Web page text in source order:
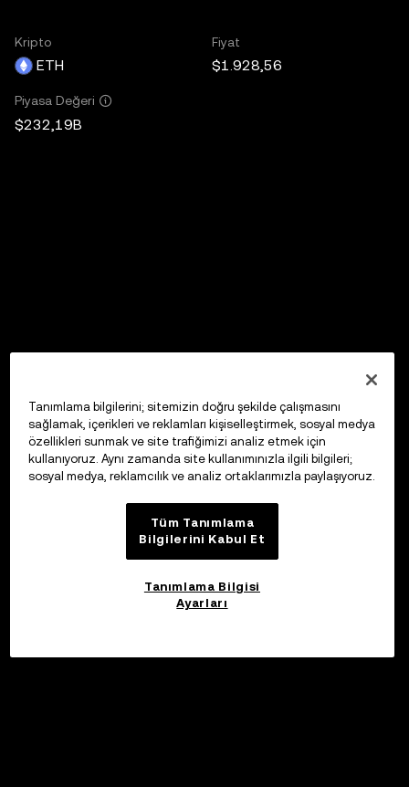
Kripto
ETH
Fiyat
$1.928,56
Piyasa Değeri
$232,19B
Tanımlama bilgilerini; sitemizin doğru şekilde çalışmasını
sağlamak, içerikleri ve reklamları kişiselleştirmek, sosyal medya
özellikleri sunmak ve site trafiğimizi analiz etmek için
kullanıyoruz. Aynı zamanda site kullanımınızla ilgili bilgileri;
sosyal medya, reklamcılık ve analiz ortaklarımızla paylaşıyoruz.
Tüm Tanımlama
Bilgilerini Kabul Et
Tanımlama Bilgisi
Ayarları